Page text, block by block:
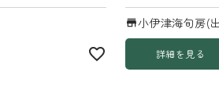
小伊津海旬房(
詳細を見る